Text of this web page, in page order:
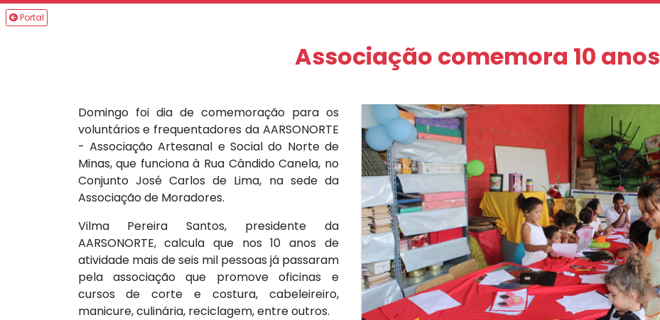
Portal
Associação comemora 10 anos
Domingo foi dia de comemoração para os
voluntários e frequentadores da AARSONORTE
- Associação Artesanal e Social do Norte de
Minas, que funciona à Rua Cândido Canela, no
Conjunto José Carlos de Lima, na sede da
Associação de Moradores.
Vilma Pereira Santos, presidente da
AARSONORTE, calcula que nos 10 anos de
atividade mais de seis mil pessoas já passaram
pela associação que promove oficinas e
cursos de corte e costura, cabeleireiro,
manicure, culinária, reciclagem, entre outros.